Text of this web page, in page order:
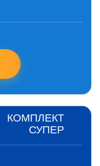
КОМПЛЕКТ
СУПЕР